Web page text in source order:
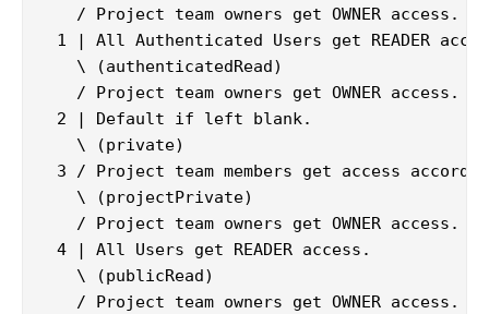
   / Project team owners get OWNER access.
1 | All Authenticated Users get READER
   \ (authenticatedRead)
   / Project team owners get OWNER access.
2 | Default if left blank.
   \ (private)
3 / Project team members get access
   \ (projectPrivate)
   / Project team owners get OWNER access.
4 | All Users get READER access.
   \ (publicRead)
   / Project team owners get OWNER access.